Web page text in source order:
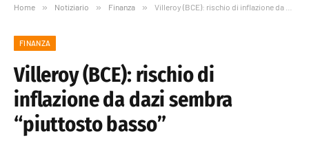
Home » Notiziario » Finanza » Villeroy (BCE): rischio di inflazione da dazi sembra “piuttosto basso”
FINANZA
Villeroy (BCE): rischio di
inflazione da dazi sembra
“piuttosto basso”